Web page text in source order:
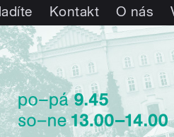
Kontakt O nás